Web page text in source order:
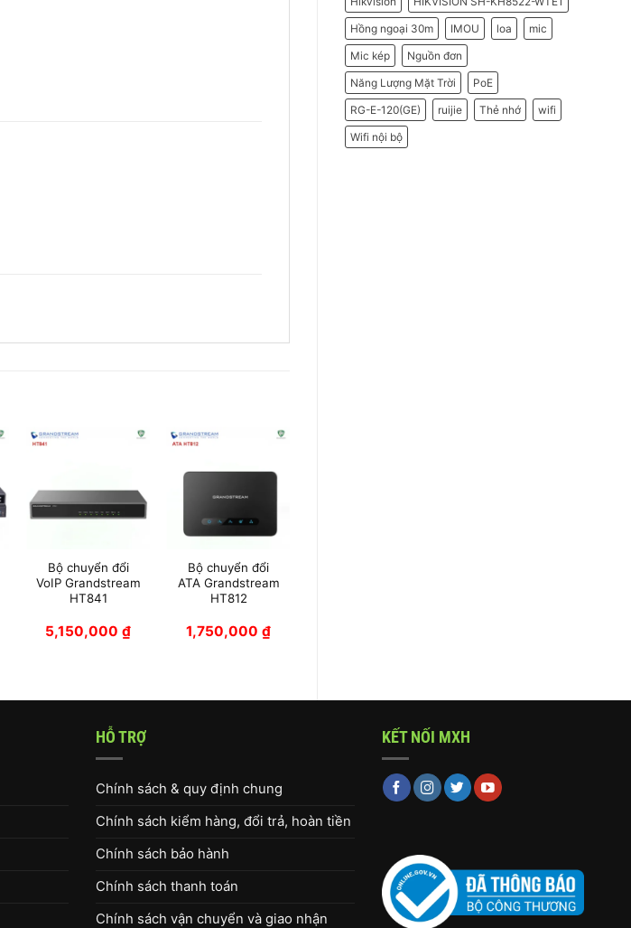
Hồng ngoại 30m
IMOU loa
mic
Mic kép
Nguồn đơn
Năng Lượng Mặt Trời
PoE
RG-E-120(GE)
ruijie Thẻ nhớ
wifi
Wifi nội bộ
Bộ chuyển đổi
VoIP Grandstream
HT841
5,150,000₫
Bộ chuyển đổi
ATA Grandstream
HT812
1,750,000₫
HỖ TRỢ
Chính sách & quy định chung
Chính sách kiểm hàng, đổi trả, hoàn tiền
Chính sách bảo hành
Chính sách thanh toán
Chính sách vận chuyển và giao nhận
KẾT NỐI MXH